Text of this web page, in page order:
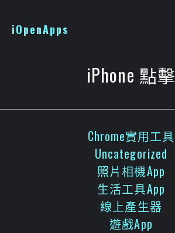
iOpenApps
iPhone 點擊
Chrome實用工具
Uncategorized
照片相機App
生活工具App
線上產生器
遊戲App